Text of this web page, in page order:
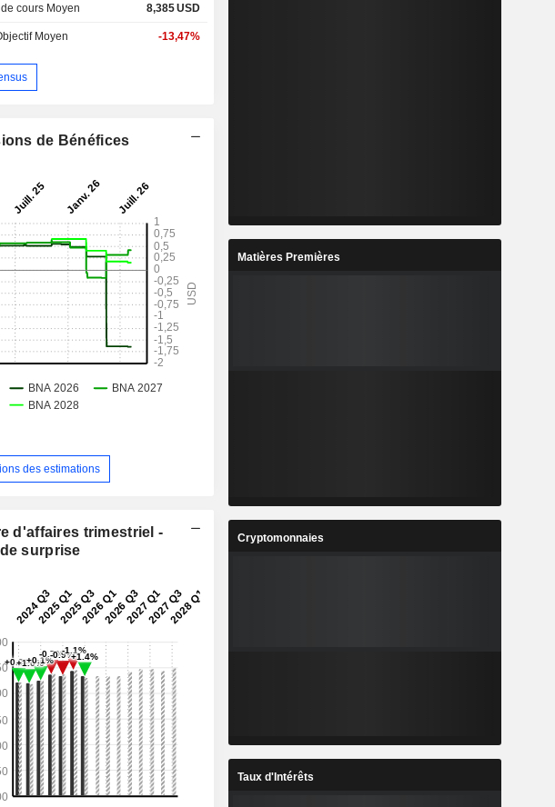
cours Moyen 8,385USD
Moyen -13,47%
de Bénéfices
des estimations
d'affaires trimestriel -
surprise
Matières Premières
Cryptomonnaies
Taux d'Intérêts